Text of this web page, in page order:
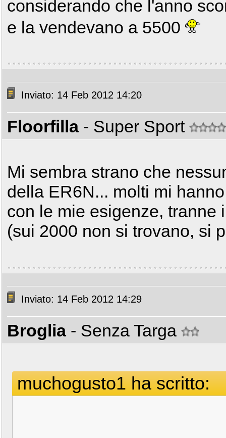
considerando che l'anno
e la vendevano a 5500
Inviato: 14 Feb 2012 14:20
Floorfilla - Super Sport
Mi sembra strano che
della ER6N... molti mi
con le mie esigenze, tranne
(sui 2000 non si trovano, si
Inviato: 14 Feb 2012 14:29
Broglia - Senza Targa
muchogusto1 ha scritto: